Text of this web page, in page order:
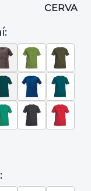
CERVA